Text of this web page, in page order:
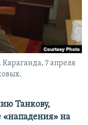
7 апреля
Танкову,
на